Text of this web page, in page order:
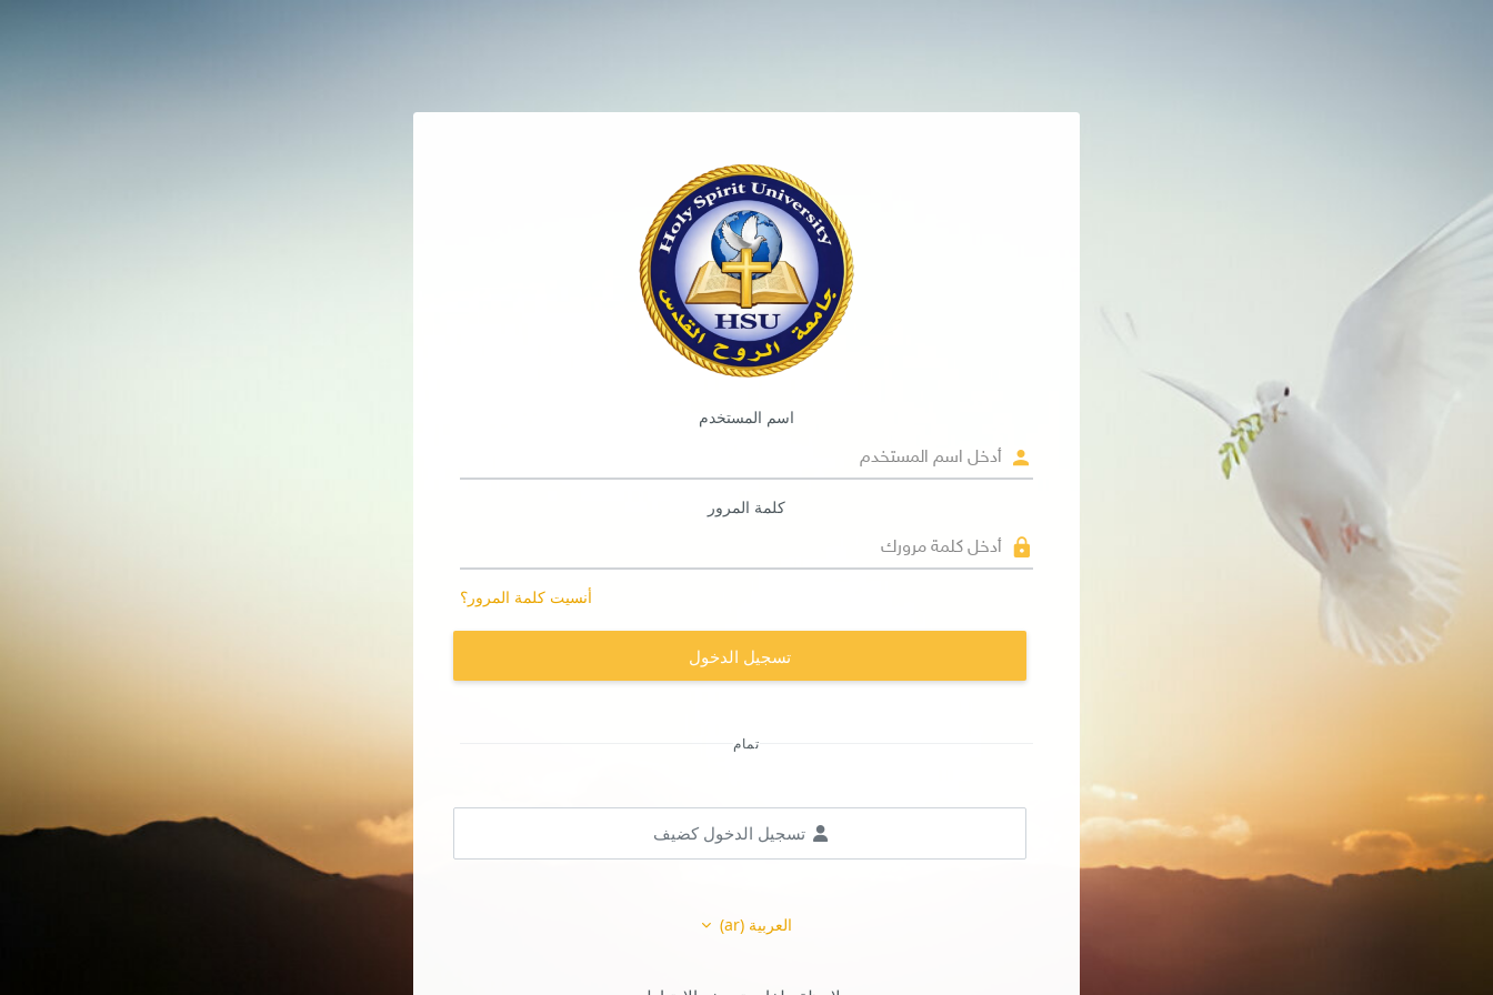
اسم المستخدم
كلمة المرور
أنسيت كلمة المرور؟
تسجيل الدخول
تمام
تسجيل الدخول كضيف
العربية ‎(ar)‎